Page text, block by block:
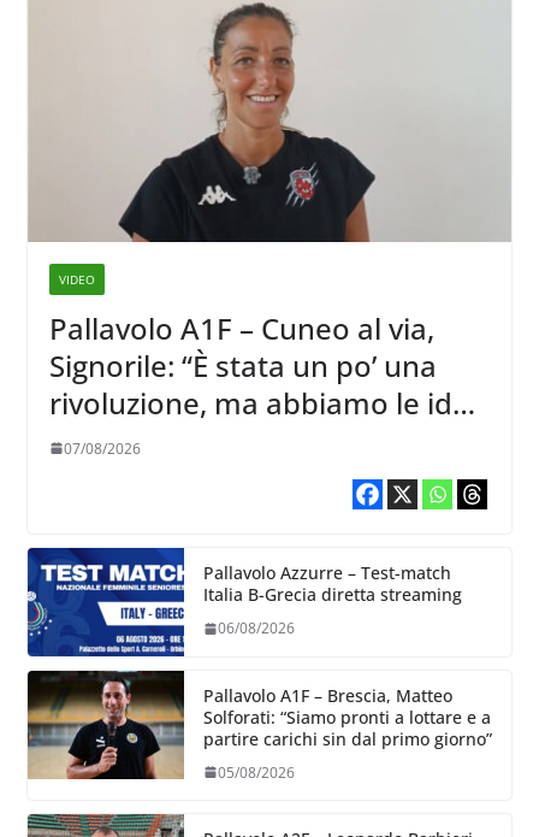
VIDEO
Pallavolo A1F – Cuneo al via,
Signorile: “È stata un po’ una
rivoluzione, ma abbiamo le idee
chiare siu cosa vogliamo fare”
07/08/2026
Pallavolo Azzurre – Test-match
Italia B-Grecia diretta streaming
06/08/2026
Pallavolo A1F – Brescia, Matteo
Solforati: “Siamo pronti a lottare e a
partire carichi sin dal primo giorno”
05/08/2026